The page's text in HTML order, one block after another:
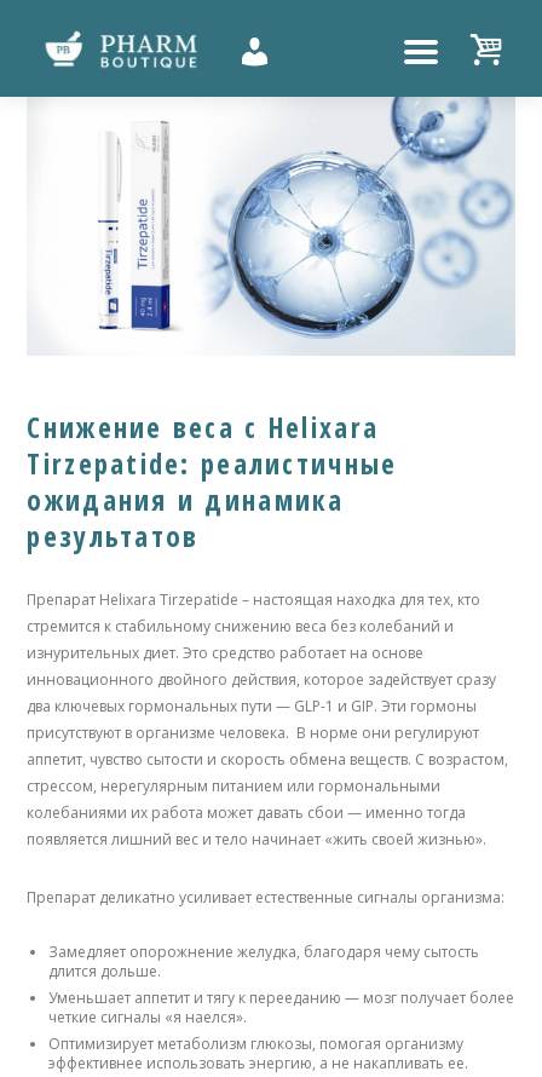
Снижение веса с Helixara
Tirzepatide: реалистичные
ожидания и динамика
результатов
Препарат Helixara Tirzepatide – настоящая находка для тех, кто
стремится к стабильному снижению веса без колебаний и
изнурительных диет. Это средство работает на основе
инновационного двойного действия, которое задействует сразу
два ключевых гормональных пути — GLP-1 и GIP. Эти гормоны
присутствуют в организме человека. В норме они регулируют
аппетит, чувство сытости и скорость обмена веществ. С возрастом,
стрессом, нерегулярным питанием или гормональными
колебаниями их работа может давать сбои — именно тогда
появляется лишний вес и тело начинает «жить своей жизнью».
Препарат деликатно усиливает естественные сигналы организма:
Замедляет опорожнение желудка, благодаря чему сытость
длится дольше.
Уменьшает аппетит и тягу к перееданию — мозг получает более
четкие сигналы «я наелся».
Оптимизирует метаболизм глюкозы, помогая организму
эффективнее использовать энергию, а не накапливать ее.